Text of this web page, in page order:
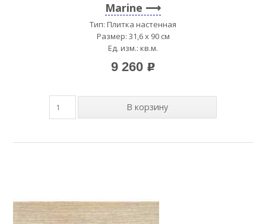
Marine
Тип: Плитка настенная
Размер: 31,6 x 90 см
Ед. изм.: кв.м.
9 260 p